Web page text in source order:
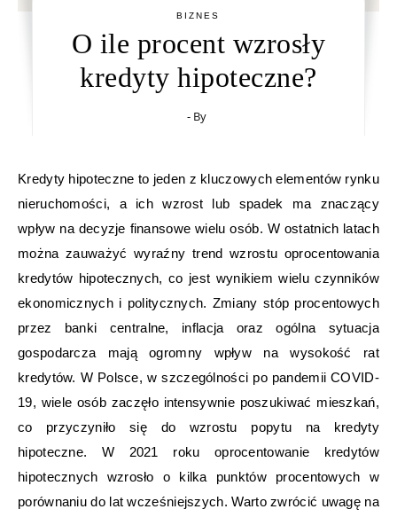
BIZNES
O ile procent wzrosły
kredyty hipoteczne?
- By
Kredyty hipoteczne to jeden z kluczowych elementów rynku
nieruchomości, a ich wzrost lub spadek ma znaczący
wpływ na decyzje finansowe wielu osób. W ostatnich latach
można zauważyć wyraźny trend wzrostu oprocentowania
kredytów hipotecznych, co jest wynikiem wielu czynników
ekonomicznych i politycznych. Zmiany stóp procentowych
przez banki centralne, inflacja oraz ogólna sytuacja
gospodarcza mają ogromny wpływ na wysokość rat
kredytów. W Polsce, w szczególności po pandemii COVID-
19, wiele osób zaczęło intensywnie poszukiwać mieszkań,
co przyczyniło się do wzrostu popytu na kredyty
hipoteczne. W 2021 roku oprocentowanie kredytów
hipotecznych wzrosło o kilka punktów procentowych w
porównaniu do lat wcześniejszych. Warto zwrócić uwagę na